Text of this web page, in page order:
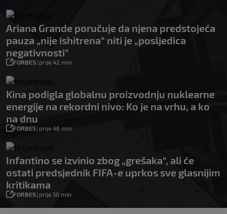
Ariana Grande poručuje da njena predstojeća
pauza „nije ishitrena“ niti je „posljedica
negativnosti“
FORBES| prije 42 min.
Kina podigla globalnu proizvodnju nuklearne
energije na rekordni nivo: Ko je na vrhu, a ko
na dnu
FORBES| prije 46 min.
Infantino se izvinio zbog „grešaka“, ali će
ostati predsjednik FIFA-e uprkos sve glasnijim
kritikama
FORBES| prije 50 min.